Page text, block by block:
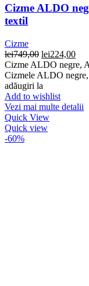
Cizme ALDO
textil
Cizme
lei749,00 Prețul
inițial
a
fost:
lei749,00.
lei224,00
Cizme ALDO negre,
Cizmele ALDO
adăugiri la
Add to wishlist
Vezi mai multe detalii
Quick View
Quick view
-60%